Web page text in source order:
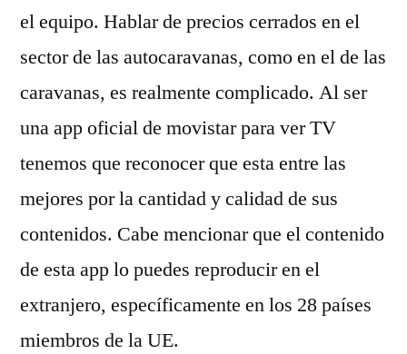
el equipo. Hablar de precios cerrados en el
sector de las autocaravanas, como en el de las
caravanas, es realmente complicado. Al ser
una app oficial de movistar para ver TV
tenemos que reconocer que esta entre las
mejores por la cantidad y calidad de sus
contenidos. Cabe mencionar que el contenido
de esta app lo puedes reproducir en el
extranjero, específicamente en los 28 países
miembros de la UE.